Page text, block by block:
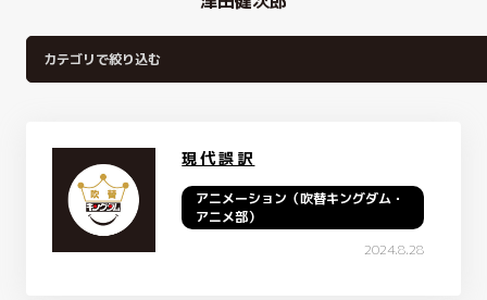
現代誤訳
アニメーション（吹替キングダム・
アニメ部）
2024.8.28